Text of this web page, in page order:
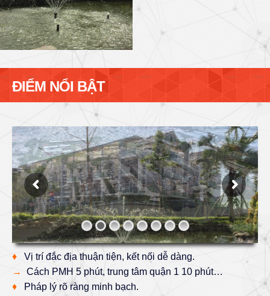
ĐIỂM NỔI BẬT
♦ Vị trí đắc địa thuận tiện, kết nối dễ dàng.
→
Cách PMH 5 phút, trung tâm quận 1 10 phút…
♦
Pháp lý rõ ràng minh bạch.